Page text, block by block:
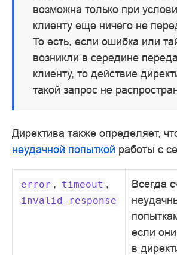
возможна только при
клиенту еще ничего не
То есть, если ошибка или
возникли в середине
клиенту, то действие
такой запрос не
Директива также определяет,
неудачной попыткой работы с
error , timeout ,
invalid_response
Всегда
если
в